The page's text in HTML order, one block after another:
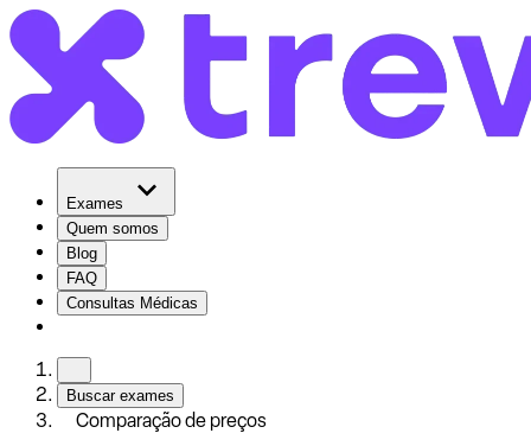
Exames
Quem somos
Blog
FAQ
Consultas Médicas
Buscar exames
Comparação de preços